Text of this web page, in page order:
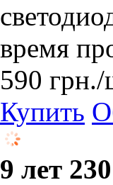
время
590 грн./
Купить
9 лет